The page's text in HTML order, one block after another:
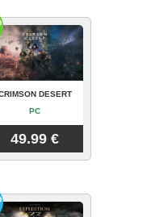
DESERT
PC
49.99 €